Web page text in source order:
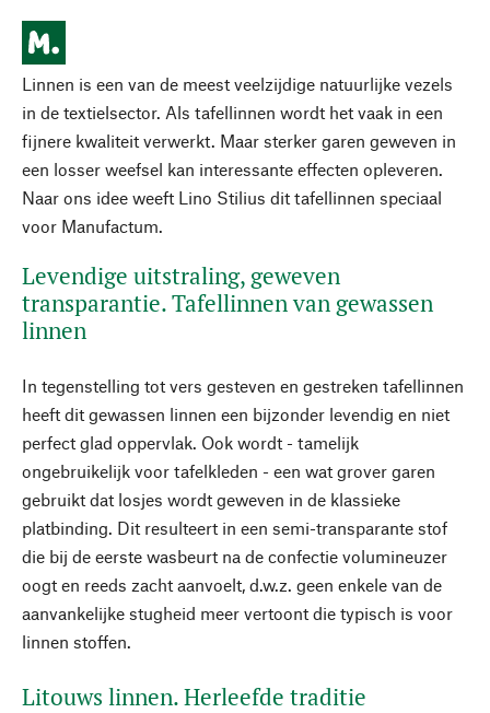
Linnen is een van de meest veelzijdige natuurlijke vezels
in de textielsector. Als tafellinnen wordt het vaak in een
fijnere kwaliteit verwerkt. Maar sterker garen geweven in
een losser weefsel kan interessante effecten opleveren.
Naar ons idee weeft Lino Stilius dit tafellinnen speciaal
voor Manufactum.
Levendige uitstraling, geweven
transparantie. Tafellinnen van gewassen
linnen
In tegenstelling tot vers gesteven en gestreken tafellinnen
heeft dit gewassen linnen een bijzonder levendig en niet
perfect glad oppervlak. Ook wordt - tamelijk
ongebruikelijk voor tafelkleden - een wat grover garen
gebruikt dat losjes wordt geweven in de klassieke
platbinding. Dit resulteert in een semi-transparante stof
die bij de eerste wasbeurt na de confectie volumineuzer
oogt en reeds zacht aanvoelt, d.w.z. geen enkele van de
aanvankelijke stugheid meer vertoont die typisch is voor
linnen stoffen.
Litouws linnen. Herleefde traditie